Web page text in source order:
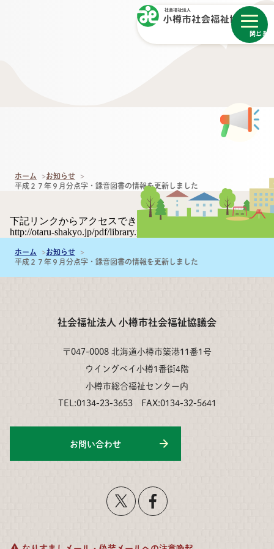
メニュー
閉じる
ホーム
お知らせ
平成２７年９月分点字・録音図書の情報を更新しました
下記リンクからアクセスできます。
http://otaru-shakyo.jp/pdf/library.pdf
ホーム
お知らせ
平成２７年９月分点字・録音図書の情報を更新しました
社会福祉法人 小樽市社会福祉協議会
〒047-0008 北海道小樽市築港11番1号
ウイングベイ小樽1番街4階
小樽市総合福祉センター内
TEL:0134-23-3653 FAX:0134-32-5641
お問い合わせ